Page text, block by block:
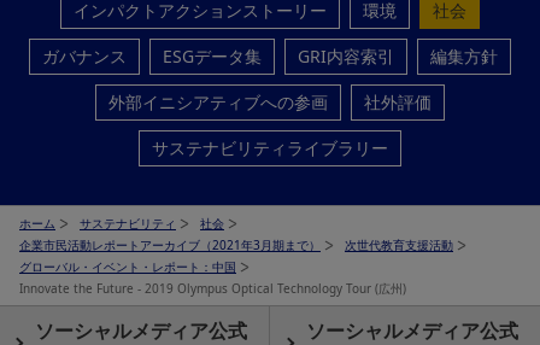
インパクトアクションストーリー
環境
社会
ガバナンス
ESGデータ集 GRI内容索引
編集方針
外部イニシアティブへの参画
社外評価
サステナビリティライブラリー
ホーム サステナビリティ
社会
企業市民活動レポートアーカイブ（2021年3月期まで）
次世代教育支援活動
グローバル・イベント・レポート：中国
Innovate the Future - 2019 Olympus Optical Technology Tour (広州)
ソーシャルメディア公式
ソーシャルメディア公式